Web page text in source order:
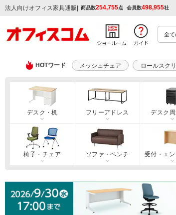
法人向けオフィス家具通販 | 商品数254,755点 会員数498,955社
HOTワード メッシュチェア ロールスク
デスク・机 フリーアドレス デスク
椅子・チェア ソファ・ベンチ 受付・エン